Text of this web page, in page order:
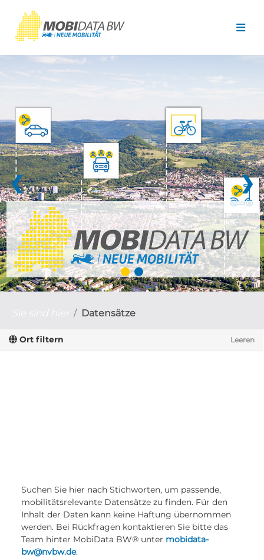
❮ ❯
Datensätze
Ort filtern Leeren
Suchen Sie hier nach Stichworten, um passende,
mobilitätsrelevante Datensätze zu finden. Für den
Inhalt der Daten kann keine Haftung übernommen
werden. Bei Rückfragen kontaktieren Sie bitte das
Team hinter MobiData BW® unter mobidata-
bw@nvbw.de.